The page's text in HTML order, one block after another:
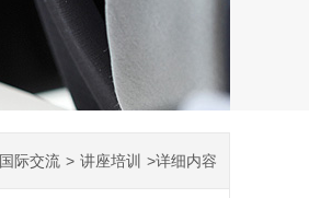
国际交流 > 讲座培训 >详细内容